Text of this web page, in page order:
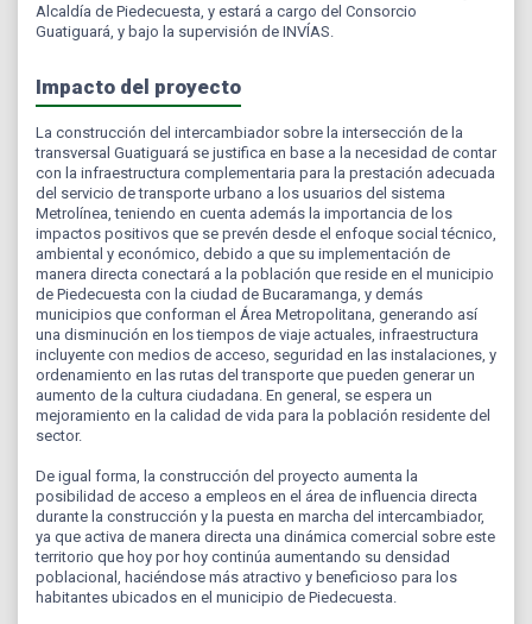
Alcaldía de Piedecuesta, y estará a cargo del Consorcio
Guatiguará, y bajo la supervisión de INVÍAS.
Impacto del proyecto
La construcción del intercambiador sobre la intersección de la
transversal Guatiguará se justifica en base a la necesidad de contar
con la infraestructura complementaria para la prestación adecuada
del servicio de transporte urbano a los usuarios del sistema
Metrolínea, teniendo en cuenta además la importancia de los
impactos positivos que se prevén desde el enfoque social técnico,
ambiental y económico, debido a que su implementación de
manera directa conectará a la población que reside en el municipio
de Piedecuesta con la ciudad de Bucaramanga, y demás
municipios que conforman el Área Metropolitana, generando así
una disminución en los tiempos de viaje actuales, infraestructura
incluyente con medios de acceso, seguridad en las instalaciones, y
ordenamiento en las rutas del transporte que pueden generar un
aumento de la cultura ciudadana. En general, se espera un
mejoramiento en la calidad de vida para la población residente del
sector.
De igual forma, la construcción del proyecto aumenta la
posibilidad de acceso a empleos en el área de influencia directa
durante la construcción y la puesta en marcha del intercambiador,
ya que activa de manera directa una dinámica comercial sobre este
territorio que hoy por hoy continúa aumentando su densidad
poblacional, haciéndose más atractivo y beneficioso para los
habitantes ubicados en el municipio de Piedecuesta.